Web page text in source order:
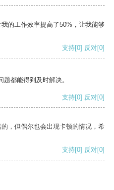
的工作效率提高了50%，让我能够
支持[0] 反对[0]
都能得到及时解决。
支持[0] 反对[0]
，但偶尔也会出现卡顿的情况，希
支持[0] 反对[0]